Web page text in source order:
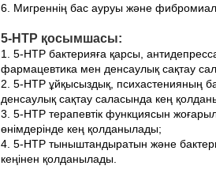
6. Мигреннің бас ауруы және
5-HTP қосымшасы:
1. 5-HTP бактерияға қарсы,
фармацевтика мен денсаулық сақтау
2. 5-HTP ұйқысыздық, психастенияның
денсаулық сақтау саласында кең
3. 5-HTP терапевтік функциясын
өнімдерінде кең қолданылады;
4. 5-HTP тыныштандыратын және
кеңінен қолданылады.